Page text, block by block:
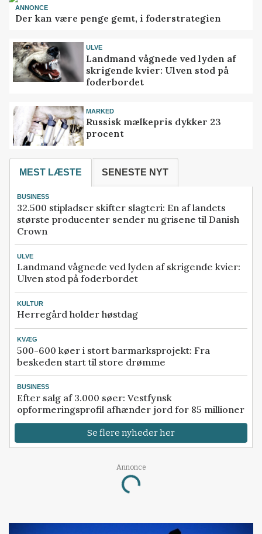
ANNONCE
Der kan være penge gemt, i foderstrategien
ULVE
Landmand vågnede ved lyden af
skrigende kvier: Ulven stod på
foderbordet
MARKED
Russisk mælkepris dykker 23
procent
MEST LÆSTE SENESTE NYT
BUSINESS
32.500 stipladser skifter slagteri: En af landets
største producenter sender nu grisene til Danish
Crown
ULVE
Landmand vågnede ved lyden af skrigende kvier:
Ulven stod på foderbordet
KULTUR
Herregård holder høstdag
KVÆG
500-600 køer i stort barmarksprojekt: Fra
beskeden start til store drømme
BUSINESS
Efter salg af 3.000 søer: Vestfynsk
opformeringsprofil afhænder jord for 85 millioner
Se flere nyheder her
Annonce
Loading...